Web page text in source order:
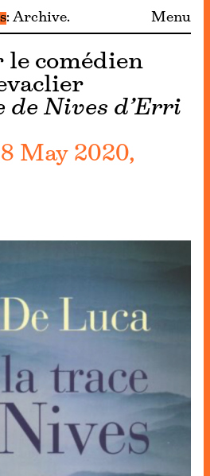
Archive Menu
le comédien
de Nives d’Erri
May 2020,